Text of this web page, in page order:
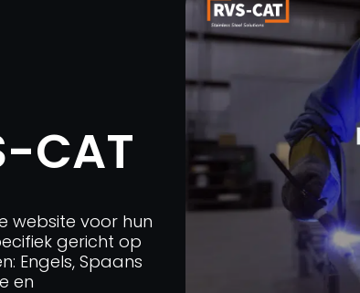
CAT
website voor hun
gericht op
Engels, Spaans
en